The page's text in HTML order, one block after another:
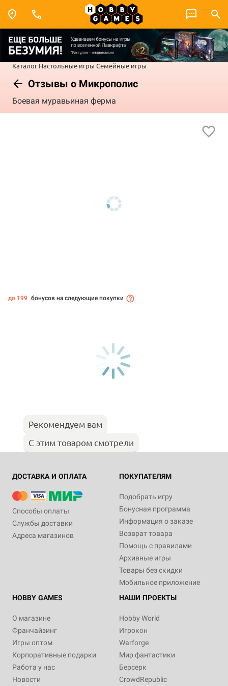
Каталог Настольные игры Семейные игры
Отзывы о Микрополис
Боевая муравьиная ферма
до 199 бонусов на следующие покупки
Рекомендуем вам
С этим товаром смотрели
ДОСТАВКА И ОПЛАТА
Способы оплаты
Службы доставки
Адреса магазинов
ПОКУПАТЕЛЯМ
Подобрать игру
Бонусная программа
Информация о заказе
Возврат товара
Помощь с правилами
Архивные игры
Товары без скидки
Мобильное приложение
HOBBY GAMES
О магазине
Франчайзинг
Игры оптом
Корпоративные подарки
Работа у нас
Новости
НАШИ ПРОЕКТЫ
Hobby World
Игрокон
Warforge
Мир фантастики
Берсерк
CrowdRepublic